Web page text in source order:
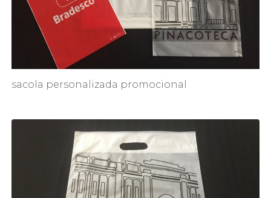
sacola personalizada promocional